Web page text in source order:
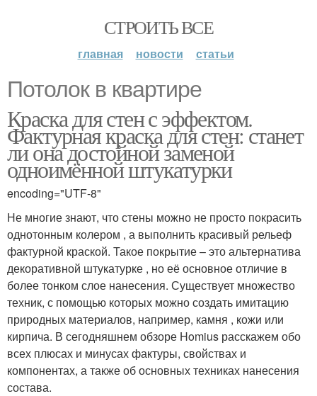
СТРОИТЬ ВСЕ
главная новости статьи
Потолок в квартире
Краска для стен с эффектом.
Фактурная краска для стен: станет
ли она достойной заменой
одноимённой штукатурки
encoding="UTF-8"
Не многие знают, что стены можно не просто покрасить
однотонным колером , а выполнить красивый рельеф
фактурной краской. Такое покрытие – это альтернатива
декоративной штукатурке , но её основное отличие в
более тонком слое нанесения. Существует множество
техник, с помощью которых можно создать имитацию
природных материалов, например, камня , кожи или
кирпича. В сегодняшнем обзоре Homius расскажем обо
всех плюсах и минусах фактуры, свойствах и
компонентах, а также об основных техниках нанесения
состава.